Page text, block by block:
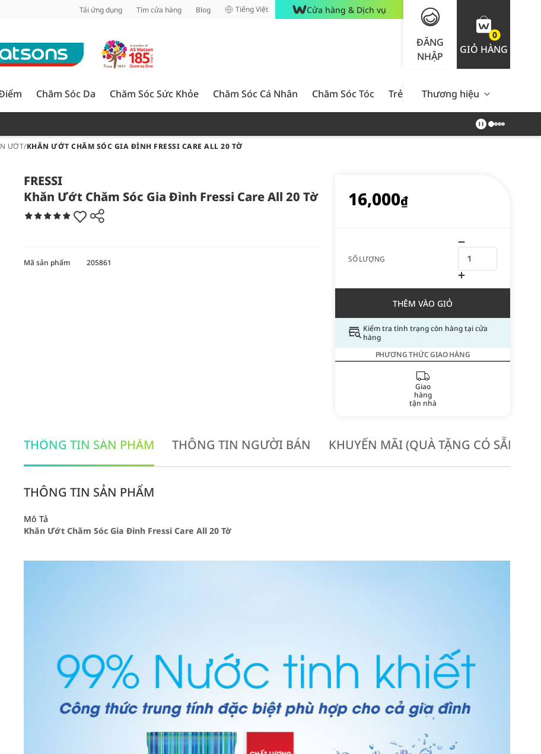
Tải ứng dụng Tìm cửa hàng Blog Tiếng Việt Cửa hàng & Dịch vụ
ĐĂNG
NHẬP
0
GIỎ HÀNG
Chăm Sóc Da Chăm Sóc Sức Khỏe Chăm Sóc Cá Nhân Chăm Sóc Tóc Trẻ Em Nam Giới Chăm Sóc
Thương hiệu
ƯỚT/KHĂN ƯỚT CHĂM SÓC GIA ĐÌNH FRESSI CARE ALL 20 TỜ
FRESSI
Khăn Ướt Chăm Sóc Gia Đình Fressi Care All 20 Tờ
16,000₫
SỐ LƯỢNG
THÊM VÀO GIỎ
Kiểm tra tình trạng còn hàng tại cửa
hàng
PHƯƠNG THỨC GIAO HÀNG
Giao
hàng
tận nhà
Mã sản phẩm 205861
THÔNG TIN SẢN PHẨM THÔNG TIN NGƯỜI BÁN KHUYẾN MÃI (QUÀ TẶNG CÓ SẴN
THÔNG TIN SẢN PHẨM
Mô Tả
Khăn Ướt Chăm Sóc Gia Đình Fressi Care All 20 Tờ